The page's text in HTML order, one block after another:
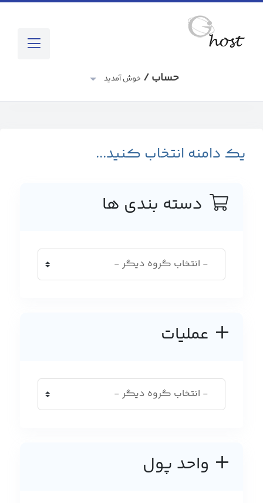
حساب / خوش آمدید
یک دامنه انتخاب کنید...
دسته بندی ها
عملیات
واحد پول